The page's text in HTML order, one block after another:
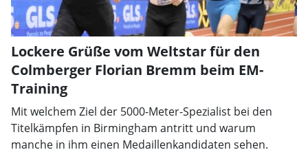
Lockere Grüße vom Weltstar für den
Colmberger Florian Bremm beim EM-
Training
Mit welchem Ziel der 5000-Meter-Spezialist bei den
Titelkämpfen in Birmingham antritt und warum
manche in ihm einen Medaillenkandidaten sehen.